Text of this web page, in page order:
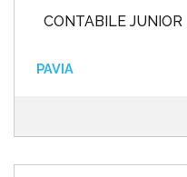
CONTABILE
PAVIA